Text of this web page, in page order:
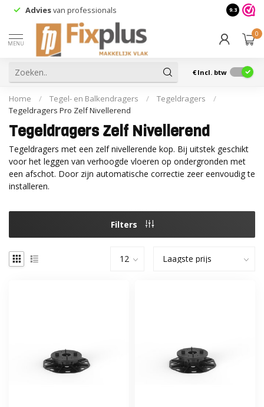
Adviesvan professionals 9.3
MENU
0
€ Incl. btw
Home / Tegel- en Balkendragers / Tegeldragers
/
Tegeldragers Pro Zelf Nivellerend
Tegeldragers Zelf Nivellerend
Tegeldragers met een zelf nivellerende kop. Bij uitstek geschikt
voor het leggen van verhoogde vloeren op ondergronden met
een afschot. Door zijn automatische correctie zeer eenvoudig te
installeren.
Filters